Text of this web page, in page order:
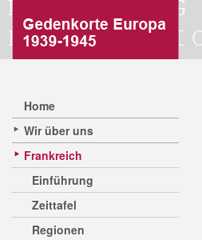
Home
Wir über uns
Frankreich
Einführung
Zeittafel
Regionen